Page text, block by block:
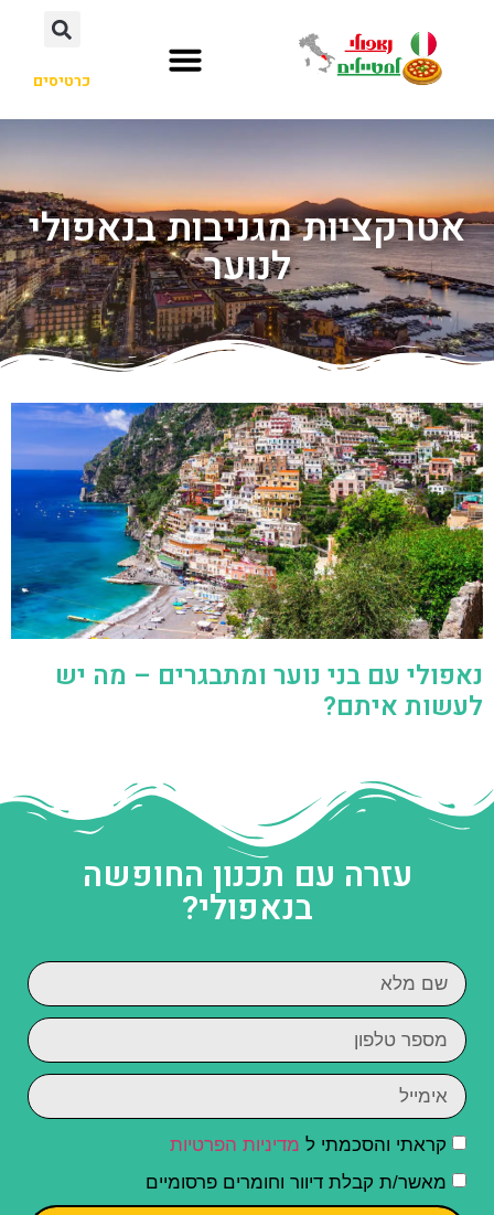
כרטיסים
אטרקציות מגניבות בנאפולי
לנוער
נאפולי עם בני נוער ומתבגרים – מה יש
לעשות איתם?
עזרה עם תכנון החופשה
בנאפולי?
קראתי והסכמתי ל מדיניות הפרטיות
מאשר/ת קבלת דיוור וחומרים פרסומיים